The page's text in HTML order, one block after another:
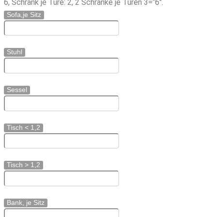
6, Schrank je Türe: 2, 2 Schränke je Türen 3=“6″.
Sofa,je Sitz
Stuhl
Sessel
Tisch < 1,2
Tisch > 1,2
Bank, je Sitz